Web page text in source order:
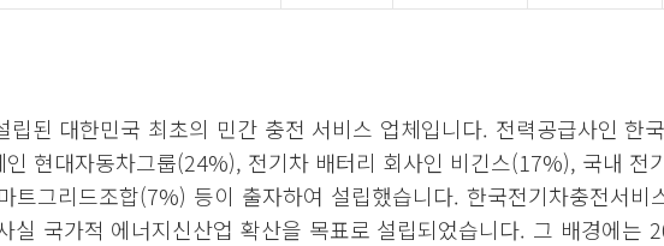
된 대한민국 최초의 민간 충전 서비스 업체입니다. 전력공급사인 한
현대자동차그룹(24%), 전기차 배터리 회사인 비긴스(17%), 국내 전
트그리드조합(7%) 등이 출자하여 설립했습니다. 한국전기차충전서비
실 국가적 에너지신산업 확산을 목표로 설립되었습니다. 그 배경에는